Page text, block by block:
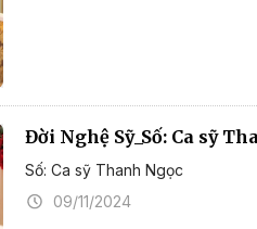
Đời Nghệ Sỹ_Số: Ca sỹ
Số: Ca sỹ Thanh Ngọc
09/11/2024